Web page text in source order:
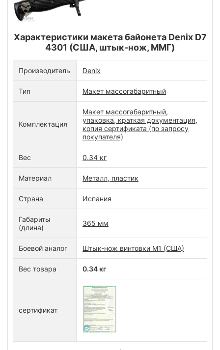
Характеристики макета байонета Denix D7
4301 (США, штык-нож, ММГ)
Производитель Denix
Тип Макет массогабаритный
Комплектация
Макет массогабаритный,
упаковка, краткая документация,
копия сертификата (по запросу
покупателя)
Вес 0.34 кг
Материал Металл, пластик
Страна Испания
Габариты
(длина)
365 мм
Боевой аналог Штык-нож винтовки М1 (США)
Вес товара 0.34 кг
сертификат